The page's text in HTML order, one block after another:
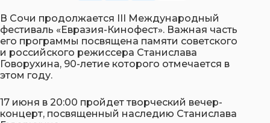
В Сочи продолжается III Международный
фестиваль «Евразия-Кинофест». Важная часть
его программы посвящена памяти советского
и российского режиссера Станислава
Говорухина, 90-летие которого отмечается в
этом году.
17 июня в 20:00 пройдет творческий вечер-
концерт, посвященный наследию Станислава